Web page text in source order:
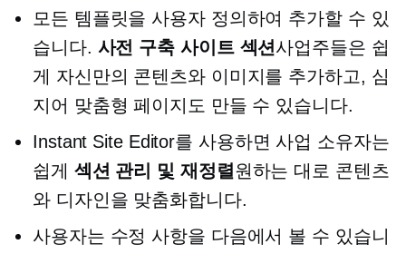
모든 템플릿을 사용자 정의하여 추가할 수 있
습니다. 사전 구축 사이트 섹션 사업주들은 쉽
게 자신만의 콘텐츠와 이미지를 추가하고, 심
지어 맞춤형 페이지도 만들 수 있습니다.
Instant Site Editor를 사용하면 사업 소유자는
쉽게 섹션 관리 및 재정렬원하는 대로 콘텐츠
와 디자인을 맞춤화합니다.
사용자는 수정 사항을 다음에서 볼 수 있습니